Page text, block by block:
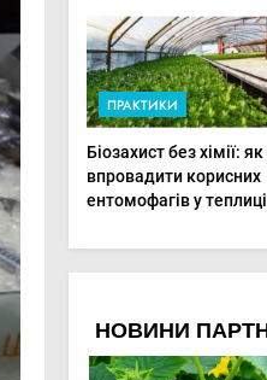
прибутки малого
фермера
ПРАКТИКИ
Біозахист без хімії: як
впровадити корисних
ентомофагів у теплиці